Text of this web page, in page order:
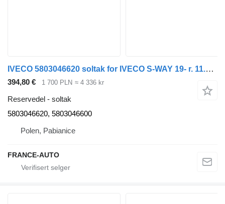
IVECO 5803046620 soltak for IVECO S-WAY 19- r. 11.1 trekkvogn
394,80 € 1 700 PLN ≈ 4 336 kr
Reservedel - soltak
5803046620, 5803046600
Polen, Pabianice
FRANCE-AUTO